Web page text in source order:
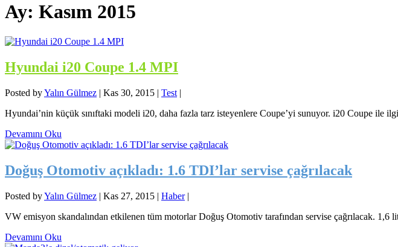
Ay: Kasım 2015
Hyundai i20 Coupe 1.4 MPI
Posted byYalın Gülmez | Kas 30, 2015 | Test |
Hyundai’nin küçük sınıftaki modeli i20, daha fazla tarz isteyenlere Coupe’yi sunuyor. i20 Coupe ile
Devamını Oku
Doğuş Otomotiv açıkladı: 1.6 TDI’lar servise çağrılacak
Posted byYalın Gülmez | Kas 27, 2015 | Haber|
VW emisyon skandalından etkilenen tüm motorlar Doğuş Otomotiv tarafından servise çağrılacak. 1,6
Devamını Oku